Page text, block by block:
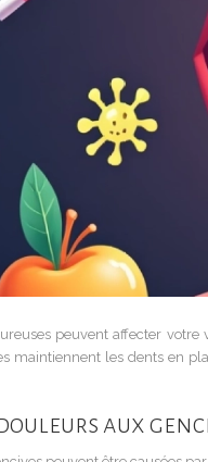
peuvent affecter
maintiennent les dents en
aux